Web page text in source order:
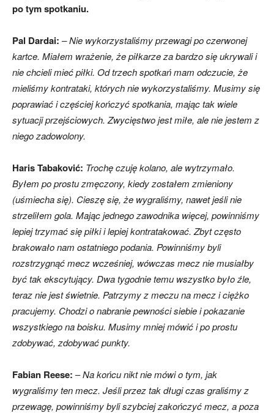
po tym spotkaniu.
Pal Dardai: – Nie wykorzystaliśmy przewagi po czerwonej
kartce. Miałem wrażenie, że piłkarze za bardzo się ukrywali i
nie chcieli mieć piłki. Od trzech spotkań mam odczucie, że
mieliśmy kontrataki, których nie wykorzystaliśmy. Musimy się
poprawiać i częściej kończyć spotkania, mając tak wiele
sytuacji przejściowych. Zwycięstwo jest miłe, ale nie jestem z
niego zadowolony.
Haris Tabaković: Trochę czuję kolano, ale wytrzymało.
Byłem po prostu zmęczony, kiedy zostałem zmieniony
(uśmiecha się). Cieszę się, że wygraliśmy, nawet jeśli nie
strzeliłem gola. Mając jednego zawodnika więcej, powinniśmy
lepiej trzymać się piłki i lepiej kontratakować. Zbyt często
brakowało nam ostatniego podania. Powinniśmy byli
rozstrzygnąć mecz wcześniej, wówczas mecz nie musiałby
być tak ekscytujący. Dwa tygodnie temu wszystko było źle,
teraz nie jest świetnie. Patrzymy z meczu na mecz i ciężko
pracujemy. Chodzi o nabranie pewności siebie i pokazanie
wszystkiego na boisku. Musimy mniej mówić i po prostu
zdobywać, zdobywać punkty.
Fabian Reese: –Na końcu nikt nie mówi o tym, jak
wygraliśmy ten mecz. Jeśli przez tak długi czas graliśmy z
przewagę, powinniśmy byli szybciej zakończyć mecz, a poza